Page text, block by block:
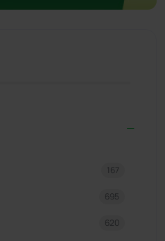
167
695
620